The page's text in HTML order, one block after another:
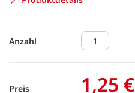
Anzahl
Preis 1,25 €